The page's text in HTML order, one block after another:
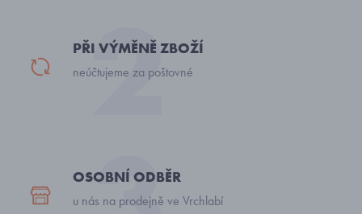
PŘI VÝMĚNĚ ZBOŽÍ
neúčtujeme za poštovné
OSOBNÍ ODBĚR
u nás na prodejně ve Vrchlabí